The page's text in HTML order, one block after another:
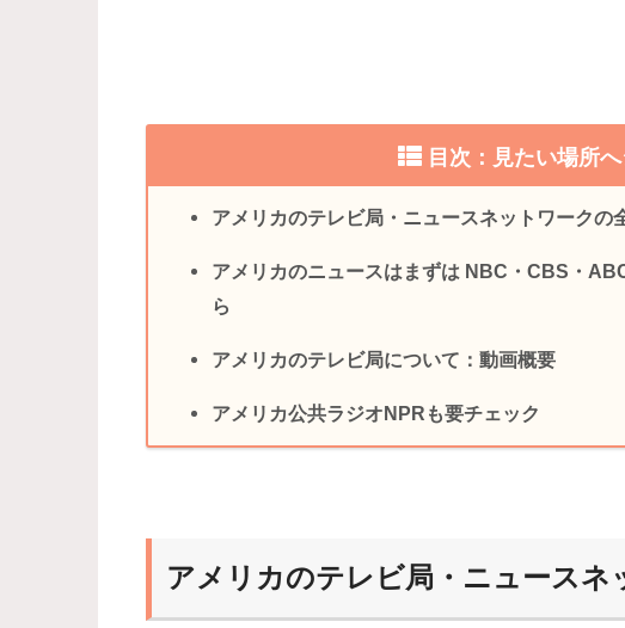
目次：見たい場所
アメリカのテレビ局・ニュースネットワークの
アメリカのニュースはまずは NBC・CBS・
ら
アメリカのテレビ局について：動画概要
アメリカ公共ラジオNPRも要チェック
アメリカのテレビ局・ニュースネ